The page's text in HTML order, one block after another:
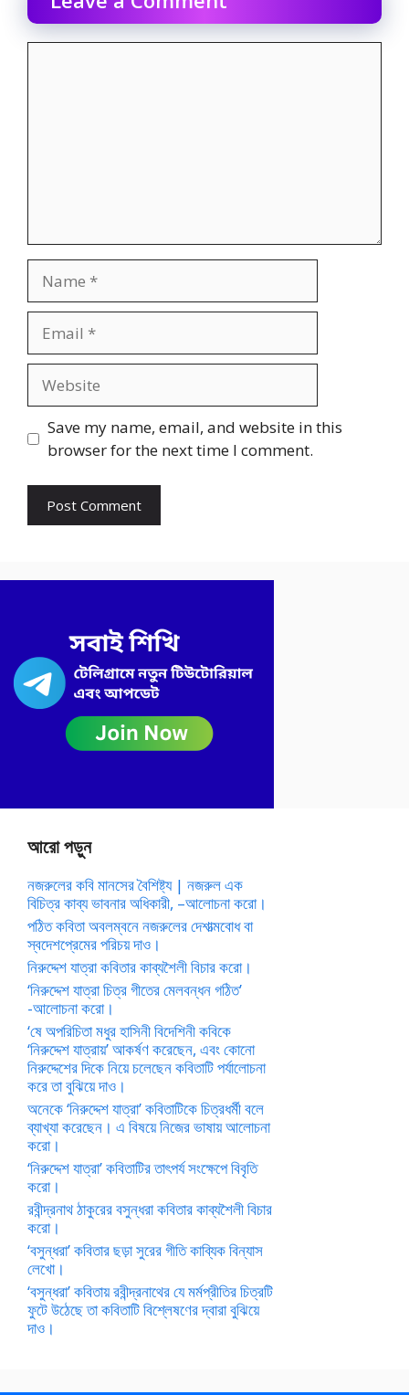
Save my name, email, and website in this
browser for the next time I comment.
আরো পড়ুন
নজরুলের কবি মানসের বৈশিষ্ট্য | নজরুল এক
বিচিত্র কাব্য ভাবনার অধিকারী, –আলোচনা করো।
পঠিত কবিতা অবলম্বনে নজরুলের দেশাত্মবোধ বা
স্বদেশপ্রেমের পরিচয় দাও।
নিরুদ্দেশ যাত্রা কবিতার কাব্যশৈলী বিচার করো।
‘নিরুদ্দেশ যাত্রা চিত্র গীতের মেলবন্ধন গঠিত’
-আলোচনা করো।
‘ষে অপরিচিতা মধুর হাসিনী বিদেশিনী কবিকে
‘নিরুদ্দেশ যাত্রায়’ আকর্ষণ করেছেন, এবং কোনো
নিরুদ্দেশের দিকে নিয়ে চলেছেন কবিতাটি পর্যালোচনা
করে তা বুঝিয়ে দাও।
অনেকে ‘নিরুদ্দেশ যাত্রা’ কবিতাটিকে চিত্রধর্মী বলে
ব্যাখ্যা করেছেন। এ বিষয়ে নিজের ভাষায় আলোচনা
করো।
‘নিরুদ্দেশ যাত্রা’ কবিতাটির তাৎপর্য সংক্ষেপে বিবৃতি
করো।
রবীন্দ্রনাথ ঠাকুরের বসুন্ধরা কবিতার কাব্যশৈলী বিচার
করো।
‘বসুন্ধরা’ কবিতার ছড়া সুরের গীতি কাব্যিক বিন্যাস
লেখো।
‘বসুন্ধরা’ কবিতায় রবীন্দ্রনাথের যে মর্মপ্রীতির চিত্রটি
ফুটে উঠেছে তা কবিতাটি বিশ্লেষণের দ্বারা বুঝিয়ে
দাও।